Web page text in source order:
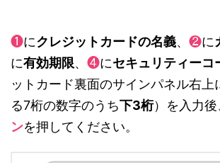
❶にクレジットカードの名義、 ❷に
に有効期限、 ❹にセキュリティーコ
ットカード裏面のサインパネル右上
る7桁の数字のうち下3桁）を入力後
ンを押してください。